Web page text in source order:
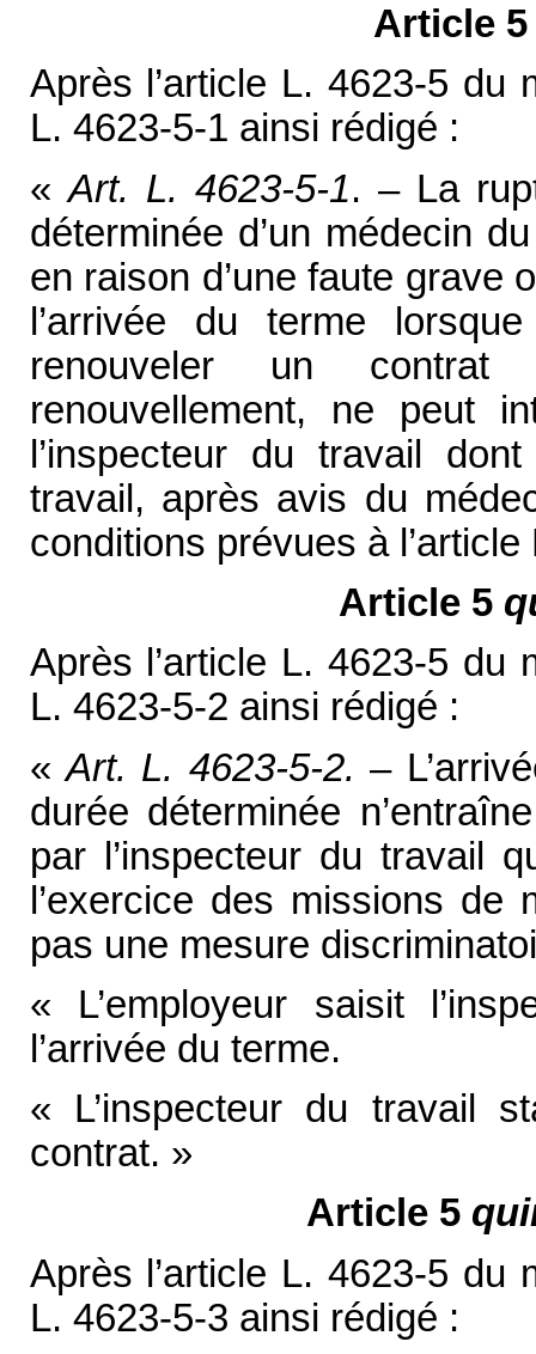
Article
Après l’article L. 4623-5 du
L. 4623-5-1 ainsi rédigé :
«Art. L. 4623-5-1. – La
déterminée d’un médecin
en raison d’une faute grave
l’arrivée du terme
renouveler un
renouvellement, ne peut
l’inspecteur du travail
travail, après avis du
conditions prévues à
Article 5
Après l’article L. 4623-5 du
L. 4623-5-2 ainsi rédigé :
«Art. L. 4623-5-2.–
durée déterminée
par l’inspecteur du travail
l’exercice des missions de
pas une mesure
« L’employeur saisit
l’arrivée du terme.
« L’inspecteur du travail
contrat. »
Article 5
Après l’article L. 4623-5 du
L. 4623-5-3 ainsi rédigé :